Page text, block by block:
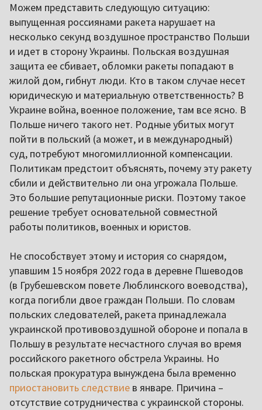
Можем представить следующую ситуацию:
выпущенная россиянами ракета нарушает на
несколько секунд воздушное пространство Польши
и идет в сторону Украины. Польская воздушная
защита ее сбивает, обломки ракеты попадают в
жилой дом, гибнут люди. Кто в таком случае несет
юридическую и материальную ответственность? В
Украине война, военное положение, там все ясно. В
Польше ничего такого нет. Родные убитых могут
пойти в польский (а может, и в международный)
суд, потребуют многомиллионной компенсации.
Политикам предстоит объяснять, почему эту ракету
сбили и действительно ли она угрожала Польше.
Это большие репутационные риски. Поэтому такое
решение требует основательной совместной
работы политиков, военных и юристов.
Не способствует этому и история со снарядом,
упавшим 15 ноября 2022 года в деревне Пшеводов
(в Грубешевском повете Люблинского воеводства),
когда погибли двое граждан Польши. По словам
польских следователей, ракета принадлежала
украинской противовоздушной обороне и попала в
Польшу в результате несчастного случая во время
российского ракетного обстрела Украины. Но
польская прокуратура вынуждена была временно
приостановить следствие в январе. Причина –
отсутствие сотрудничества с украинской стороны.